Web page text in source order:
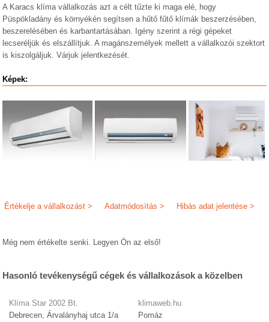
A Karacs klíma vállalkozás azt a célt tűzte ki maga elé, hogy
Püspökladány és környékén segítsen a hűtő fűtő klímák beszerzésében,
beszerelésében és karbantartásában. Igény szerint a régi gépeket
lecseréljük és elszállítjuk. A magánszemélyek mellett a vállalkozói szektort
is kiszolgáljuk. Várjuk jelentkezését.
Képek:
Hibás adat jelentése >
Adatmódosítás >
Értékelje a vállalkozást >
Még nem értékelte senki. Legyen Ön az első!
Hasonló tevékenységű cégek és vállalkozások a közelben
Klíma Star 2002 Bt.
Debrecen, Árvalányhaj utca 1/a
klimaweb.hu
Pomáz